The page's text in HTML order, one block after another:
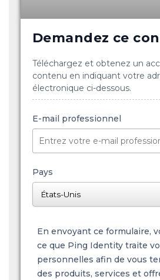
Demandez ce
Téléchargez et obtenez un
contenu en indiquant votre
électronique ci-dessous.
E-mail professionnel
Pays
En envoyant ce formulaire,
ce que Ping Identity traite
personnelles afin de vous
des produits, services et